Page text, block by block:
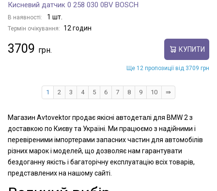
Кисневий датчик 0 258 030 0BV BOSCH
В наявності: 1 шт.
Термін очікування: 12 годин
3709 КУПИТИ
Ще 12 пропозиції від 3709 грн
1 2 3 4 5 6 7 8 9 10 ⇛
Магазин Avtovektor продає якісні автодеталі для BMW 2 з
доставкою по Києву та Україні. Ми працюємо з надійними і
перевіреними імпортерами запасних частин для автомобілів
різних марок і моделей, що дозволяє нам гарантувати
бездоганну якість і багаторічну експлуатацію всіх товарів,
представлених на нашому сайті.